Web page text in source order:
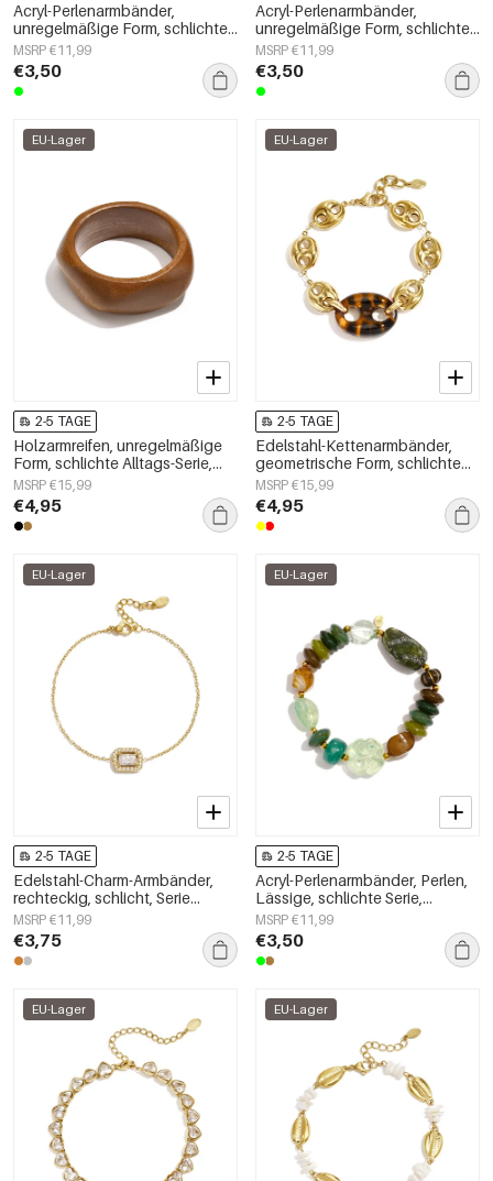
Acryl-Perlenarmbänder,
unregelmäßige Form, schlichte
Alltagsserie, Damenschmuck
MSRP €11,99
€3,50
Acryl-Perlenarmbänder,
unregelmäßige Form, schlichte
Alltagsserie, Damenschmuck
MSRP €11,99
€3,50
EU-Lager
2-5 TAGE
Holzarmreifen, unregelmäßige
Form, schlichte Alltags-Serie,
Damenschmuck
MSRP €15,99
€4,95
EU-Lager
2-5 TAGE
Edelstahl-Kettenarmbänder,
geometrische Form, schlichte
Alltagsserie, Damenschmuck
MSRP €15,99
€4,95
EU-Lager
2-5 TAGE
Edelstahl-Charm-Armbänder,
rechteckig, schlicht, Serie
„Damenschmuck“
MSRP €11,99
€3,75
EU-Lager
2-5 TAGE
Acryl-Perlenarmbänder, Perlen,
Lässige, schlichte Serie,
Damenschmuck
MSRP €11,99
€3,50
EU-Lager EU-Lager